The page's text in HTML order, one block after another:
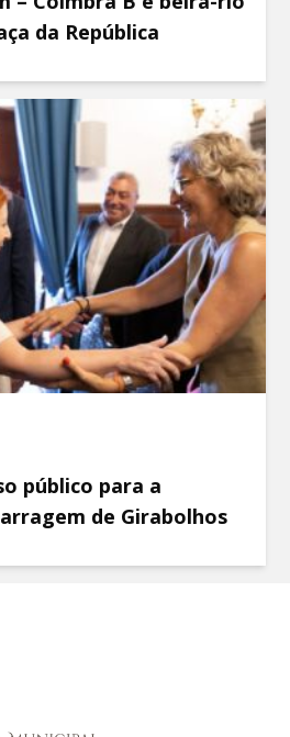
da República
público para a
de Girabolhos